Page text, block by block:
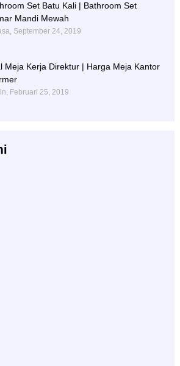
Set Batu Kali | Bathroom Set
Mandi Mewah
September 24, 2019
Meja Kerja Direktur | Harga Meja Kantor
Februari 25, 2019